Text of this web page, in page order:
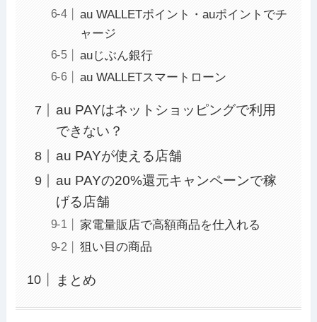
au WALLETポイント・auポイントでチ
ャージ
auじぶん銀行
au WALLETスマートローン
au PAYはネットショッピングで利用
できない？
au PAYが使える店舗
au PAYの20%還元キャンペーンで稼
げる店舗
家電量販店で高額商品を仕入れる
狙い目の商品
まとめ